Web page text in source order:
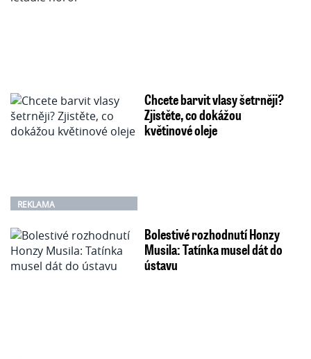
REKLAMA
Chcete barvit vlasy šetrněji?
Zjistěte, co dokážou
květinové oleje
Bolestivé rozhodnutí Honzy
Musila: Tatínka musel dát do
ústavu